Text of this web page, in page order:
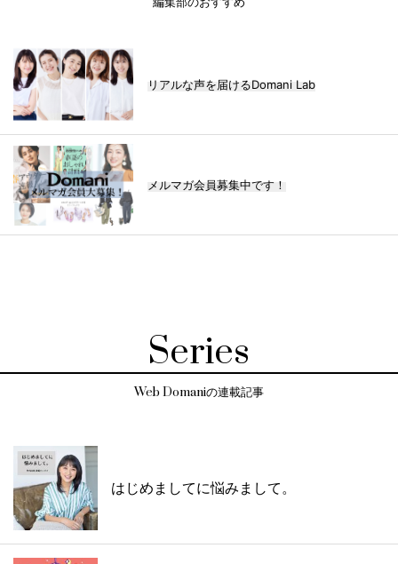
リアルな声を届けるDomani Lab
メルマガ会員募集中です！
Series
Web Domaniの連載記事
はじめましてに悩みまして。